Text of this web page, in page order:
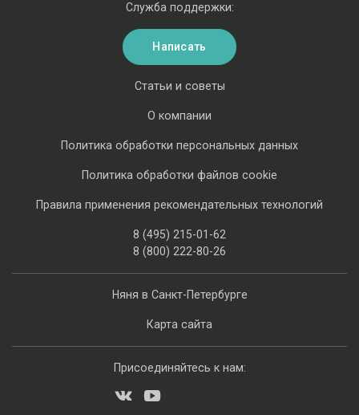
Няня в Санкт-Петербурге
Карта сайта
Статьи и советы
О компании
Политика обработки персональных данных
Политика обработки файлов cookie
Правила применения рекомендательных технологий
8 (495) 215-01-62
8 (800) 222-80-26
Служба поддержки:
Написать
Присоединяйтесь к нам: